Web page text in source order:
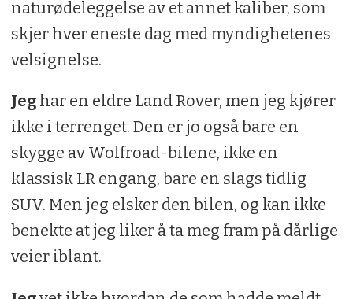
naturødeleggelse av et annet kaliber, som
skjer hver eneste dag med myndighetenes
velsignelse.
Jeghar en eldre Land Rover, men jeg kjører
ikke i terrenget. Den er jo også bare en
skygge av Wolfroad-bilene, ikke en
klassisk LR engang, bare en slags tidlig
SUV. Men jeg elsker den bilen, og kan ikke
benekte at jeg liker å ta meg fram på dårlige
veier iblant.